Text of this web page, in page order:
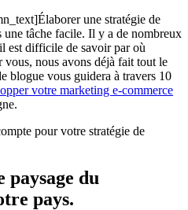
une stratégie de
une tâche facile. Il y a de nombreux
est difficile de savoir par où
vous, nous avons déjà fait tout le
blogue vous guidera à travers 10
votre marketing e-commerce
pour votre stratégie de
paysage du
pays.